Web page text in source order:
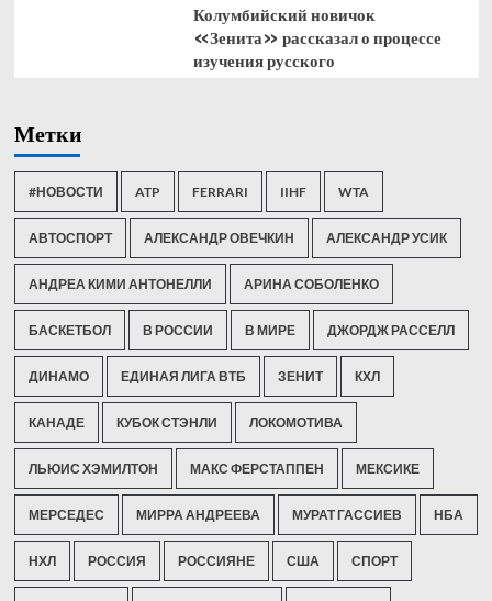
Колумбийский новичок
«Зенита» рассказал о процессе
изучения русского
Метки
#НОВОСТИ ATP FERRARI IIHF WTA
АВТОСПОРТ АЛЕКСАНДР ОВЕЧКИН АЛЕКСАНДР УСИК
АНДРЕА КИМИ АНТОНЕЛЛИ АРИНА СОБОЛЕНКО
БАСКЕТБОЛ В РОССИИ В МИРЕ ДЖОРДЖ РАССЕЛЛ
ДИНАМО ЕДИНАЯ ЛИГА ВТБ ЗЕНИТ КХЛ
КАНАДЕ КУБОК СТЭНЛИ ЛОКОМОТИВА
ЛЬЮИС ХЭМИЛТОН МАКС ФЕРСТАППЕН МЕКСИКЕ
МЕРСЕДЕС МИРРА АНДРЕЕВА МУРАТ ГАССИЕВ НБА
НХЛ РОССИЯ РОССИЯНЕ США СПОРТ